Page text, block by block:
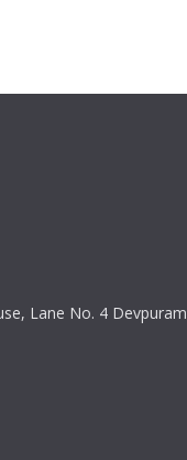
Lane No. 4 Devpuram